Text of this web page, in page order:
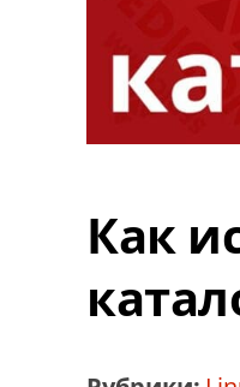
Как